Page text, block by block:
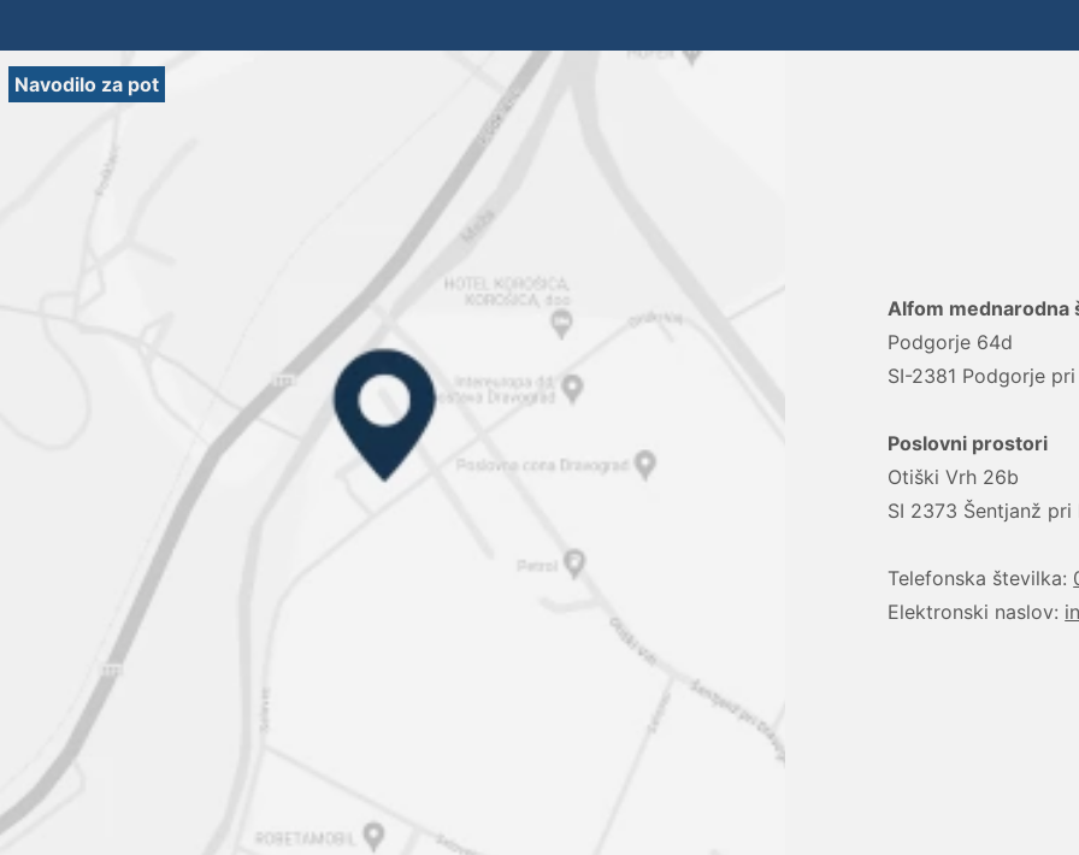
Navodilo za pot
Alfom mednarodna
Podgorje 64d
SI-2381 Podgorje
Poslovni prostori
Otiški Vrh 26b
SI 2373 Šentjanž
Telefonska številka:
Elektronski naslov: